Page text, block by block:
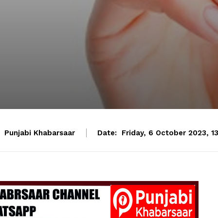
Punjabi Khabarsaar Date: Friday, 6 October 2023,